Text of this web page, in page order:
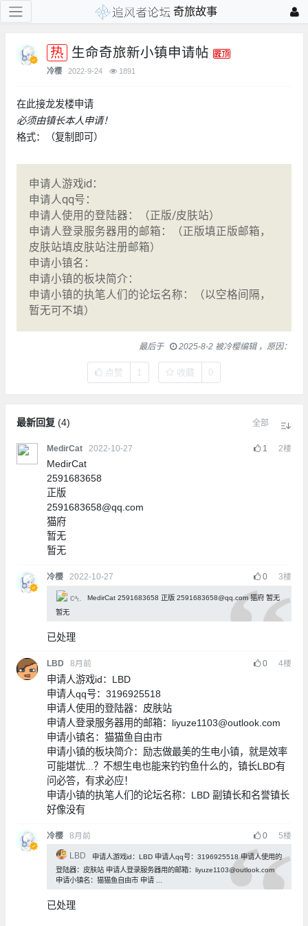
奇旅故事
生命奇旅新小镇申请帖
冷樱 2022-9-24 1891
在此接龙发楼申请
必须由镇长本人申请！
格式：（复制即可）
申请人游戏id：
申请人qq号：
申请人使用的登陆器：（正版/皮肤站）
申请人登录服务器用的邮箱：（正版填正版邮箱，
皮肤站填皮肤站注册邮箱）
申请小镇名：
申请小镇的板块简介：
申请小镇的执笔人们的论坛名称：（以空格间隔，
暂无可不填）
最后于 2025-8-2 被冷樱编辑 ，原因：
点赞 1 收藏 0
最新回复(4) 全部
MedirCat 2022-10-27 1 2楼
MedirCat
2591683658
正版
2591683658@qq.com
猫府
暂无
暂无
冷樱 2022-10-27 0 3楼
ᴄᵃₜ.
MedirCat 2591683658 正版 2591683658@qq.com 猫府 暂无
暂无
已处理
LBD 8月前 0 4楼
申请人游戏id：LBD
申请人qq号：3196925518
申请人使用的登陆器：皮肤站
申请人登录服务器用的邮箱：liyuze1103@outlook.com
申请小镇名：猫猫鱼自由市
申请小镇的板块简介：励志做最美的生电小镇，就是效率
可能堪忧...？不想生电也能来钓钓鱼什么的，镇长LBD有
问必答，有求必应！
申请小镇的执笔人们的论坛名称：LBD 副镇长和名誉镇长
好像没有
冷樱 8月前 0 5楼
LBD
申请人游戏id：LBD 申请人qq号：3196925518 申请人使用的
登陆器：皮肤站 申请人登录服务器用的邮箱：liyuze1103@outlook.com
申请小镇名：猫猫鱼自由市 申请 ...
已处理